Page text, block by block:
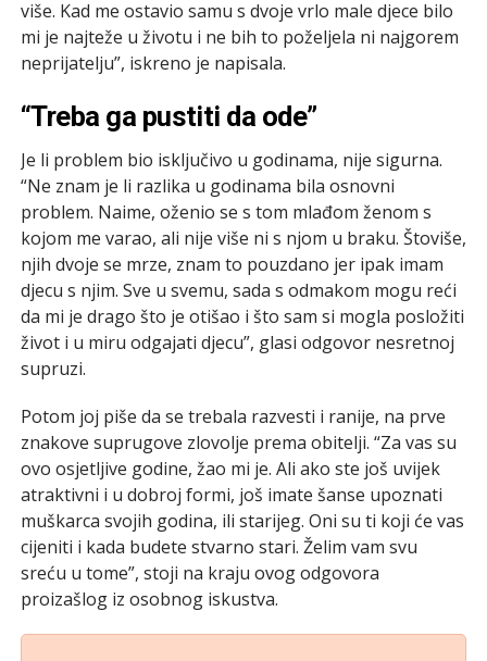
više. Kad me ostavio samu s dvoje vrlo male djece bilo
mi je najteže u životu i ne bih to poželjela ni najgorem
neprijatelju”, iskreno je napisala.
“Treba ga pustiti da ode”
Je li problem bio isključivo u godinama, nije sigurna.
“Ne znam je li razlika u godinama bila osnovni
problem. Naime, oženio se s tom mlađom ženom s
kojom me varao, ali nije više ni s njom u braku. Štoviše,
njih dvoje se mrze, znam to pouzdano jer ipak imam
djecu s njim. Sve u svemu, sada s odmakom mogu reći
da mi je drago što je otišao i što sam si mogla posložiti
život i u miru odgajati djecu”, glasi odgovor nesretnoj
supruzi.
Potom joj piše da se trebala razvesti i ranije, na prve
znakove suprugove zlovolje prema obitelji. “Za vas su
ovo osjetljive godine, žao mi je. Ali ako ste još uvijek
atraktivni i u dobroj formi, još imate šanse upoznati
muškarca svojih godina, ili starijeg. Oni su ti koji će vas
cijeniti i kada budete stvarno stari. Želim vam svu
sreću u tome”, stoji na kraju ovog odgovora
proizašlog iz osobnog iskustva.